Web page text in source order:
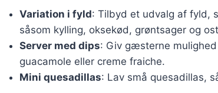
Variation i fyld: Tilbyd et udvalg af fyld,
såsom kylling, oksekød, grøntsager og
Server med dips: Giv gæsterne
guacamole eller creme fraiche.
Mini quesadillas: Lav små quesadillas,